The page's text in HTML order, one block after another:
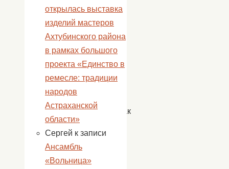
2
августа
в
Доме
культуры
поселка
Баскунчак
собрал
открылась выставка
изделий мастеров
Ахтубинского района
в рамках большого
проекта «Единство в
ремесле: традиции
народов
Астраханской
области»
Сергей к записи
Ансамбль
«Вольница»